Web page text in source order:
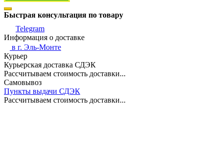
Быстрая консультация по товару
Telegram
Информация о доставке
в г. Эль-Монте
Курьер
Курьерская доставка СДЭК
Рассчитываем стоимость доставки...
Самовывоз
Пункты выдачи СДЭК
Рассчитываем стоимость доставки...